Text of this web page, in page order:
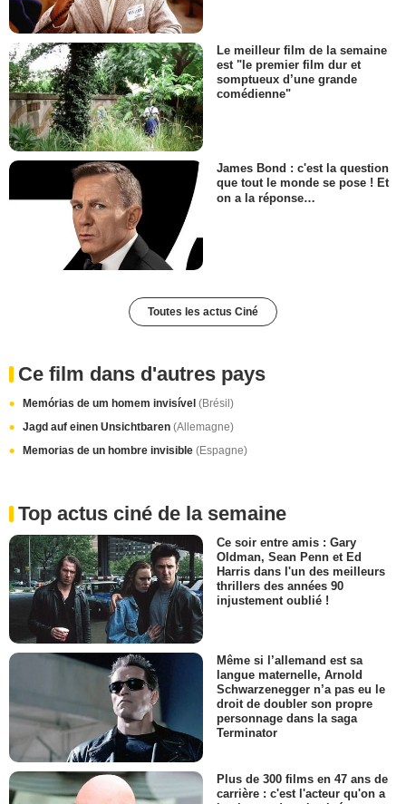
Le meilleur film de la semaine
est "le premier film dur et
somptueux d’une grande
comédienne"
James Bond : c'est la question
que tout le monde se pose ! Et
on a la réponse…
Toutes les actus Ciné
Ce film dans d'autres pays
Memórias de um homem invisível (Brésil)
Jagd auf einen Unsichtbaren (Allemagne)
Memorias de un hombre invisible (Espagne)
Top actus ciné de la semaine
Ce soir entre amis : Gary
Oldman, Sean Penn et Ed
Harris dans l'un des meilleurs
thrillers des années 90
injustement oublié !
Même si l’allemand est sa
langue maternelle, Arnold
Schwarzenegger n’a pas eu le
droit de doubler son propre
personnage dans la saga
Terminator
Plus de 300 films en 47 ans de
carrière : c'est l'acteur qu'on a